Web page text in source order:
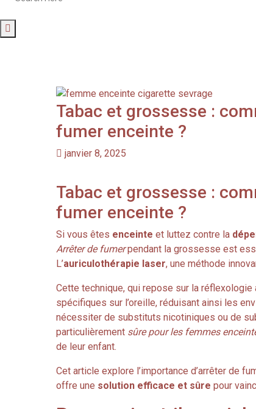
Tabac et grossesse :
fumer enceinte ?
janvier 8, 2025
Tabac et grossesse :
fumer enceinte ?
Si vous êtes enceinte et luttez contre la
Arrêter de fumerpendant la grossesse est
L’auriculothérapie laser, une méthode
Cette technique, qui repose sur la
spécifiques sur l’oreille, réduisant ainsi les
nécessiter de substituts nicotiniques ou de
particulièrement sûre pour les femmes
de leur enfant.
Cet article explore l’importance d’arrêter de
offre une solution efficace et sûre pour